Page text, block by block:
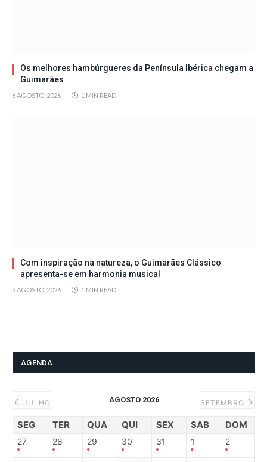
Os melhores hambúrgueres da Península Ibérica chegam a
Guimarães
6 AGOSTO, 2026 1 MIN READ
Com inspiração na natureza, o Guimarães Clássico
apresenta-se em harmonia musical
5 AGOSTO, 2026 1 MIN READ
AGENDA
JULHO AGOSTO 2026 SETEMBRO
SEG TER QUA QUI SEX SAB DOM
27 28 29 30 31 1 2